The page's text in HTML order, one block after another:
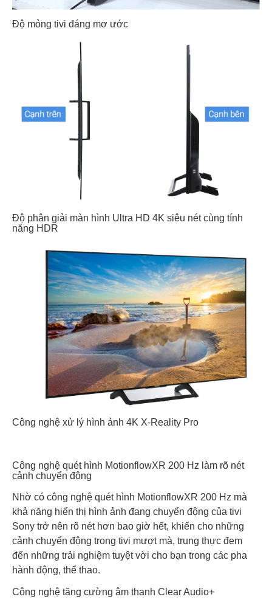
Độ mỏng tivi đáng mơ ước
Độ phân giải màn hình Ultra HD 4K siêu nét cùng tính
năng HDR
Công nghệ xử lý hình ảnh 4K X-Reality Pro
Công nghệ quét hình MotionflowXR 200 Hz làm rõ nét
cảnh chuyển động
Nhờ có công nghệ quét hình MotionflowXR 200 Hz mà
khả năng hiển thị hình ảnh đang chuyển động của tivi
Sony trở nên rõ nét hơn bao giờ hết, khiến cho những
cảnh chuyển động trong tivi mượt mà, trung thực đem
đến những trải nghiệm tuyệt vời cho bạn trong các pha
hành động, thể thao.
Công nghệ tăng cường âm thanh Clear Audio+